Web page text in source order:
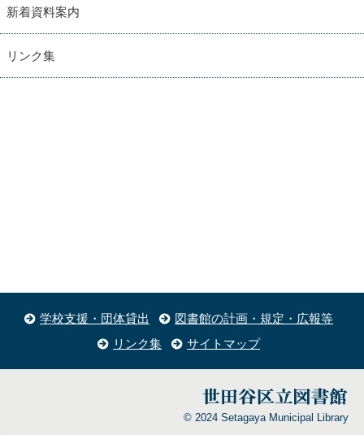
新着資料案内
リンク集
学校支援・団体貸出
図書館の計画・規定・広報等
リンク集
サイトマップ
© 2024 Setagaya Municipal Library